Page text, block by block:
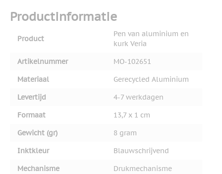
Productinformatie
Product
Pen van aluminium en
kurk Veria
Artikelnummer
MO-102651
Materiaal
Gerecycled Aluminium
Levertijd
4-7 werkdagen
Formaat
13,7 x 1 cm
Gewicht (gr)
8 gram
Inktkleur
Blauwschrijvend
Mechanisme
Drukmechanisme